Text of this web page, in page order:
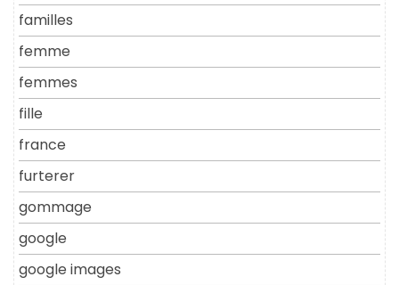
familles
femme
femmes
fille
france
furterer
gommage
google
google images